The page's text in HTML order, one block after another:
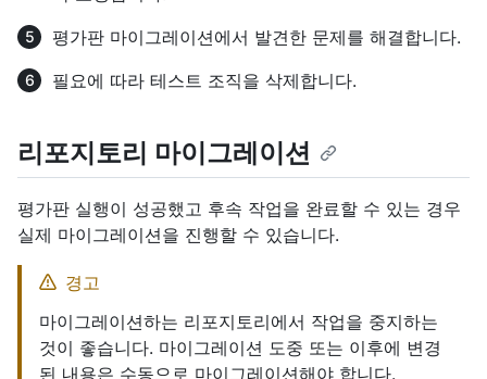
평가판 마이그레이션에서 발견한 문제를 해결합니다.
필요에 따라 테스트 조직을 삭제합니다.
리포지토리 마이그레이션
평가판 실행이 성공했고 후속 작업을 완료할 수 있는 경우
실제 마이그레이션을 진행할 수 있습니다.
경고
마이그레이션하는 리포지토리에서 작업을 중지하는
것이 좋습니다. 마이그레이션 도중 또는 이후에 변경
된 내용은 수동으로 마이그레이션해야 합니다.